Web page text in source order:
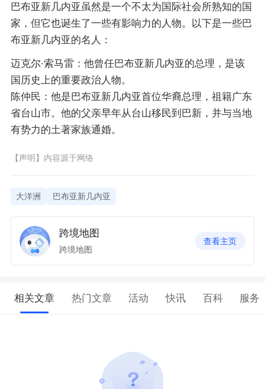
巴布亚新几内亚虽然是一个不太为国际社会所熟知的国
家，但它也诞生了一些有影响力的人物。以下是一些巴
布亚新几内亚的名人：
迈克尔·索马雷：他曾任巴布亚新几内亚的总理，是该
国历史上的重要政治人物。
陈仲民：他是巴布亚新几内亚首位华裔总理，祖籍广东
省台山市。他的父亲早年从台山移民到巴新，并与当地
有势力的土著家族通婚。
【声明】内容源于网络
大洋洲 巴布亚新几内亚
跨境地图
跨境地图
查看主页
相关文章 热门文章 活动 快讯 百科 服务